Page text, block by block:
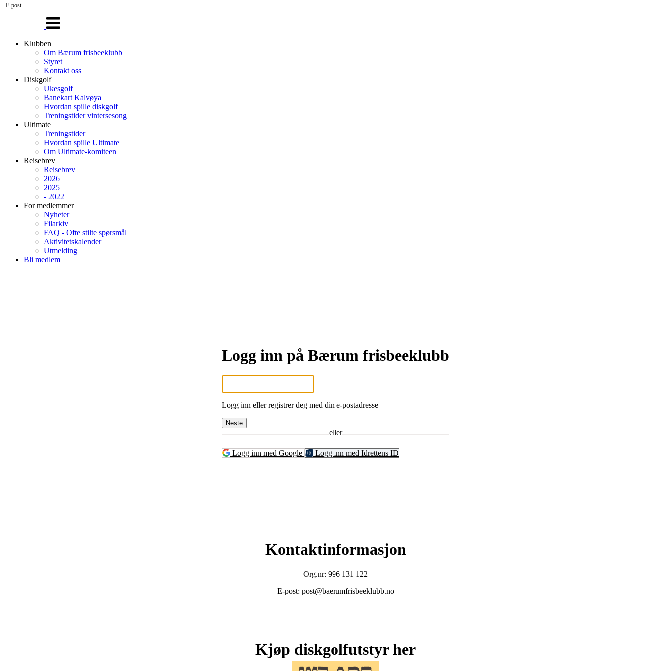
navigasjon
Klubben
Om Bærum frisbeeklubb
Styret
Kontakt oss
Diskgolf
Ukesgolf
Banekart Kalvøya
Hvordan spille diskgolf
Treningstider vintersesong
Ultimate
Treningstider
Hvordan spille Ultimate
Om Ultimate-komiteen
Reisebrev
Reisebrev
2026
2025
- 2022
For medlemmer
Nyheter
Filarkiv
FAQ - Ofte stilte spørsmål
Aktivitetskalender
Utmelding
Bli medlem
Logg inn på Bærum frisbeeklubb
E-post
Logg inn eller registrer deg med din e-postadresse
Neste
eller
Logg inn med Google Logg inn med Idrettens ID
Kontaktinformasjon
Org.nr: 996 131 122
E-post: post@baerumfrisbeeklubb.no
Kjøp diskgolfutstyr her